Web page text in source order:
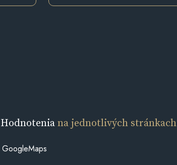
Hodnoteniana jednotlivých stránkach
GoogleMaps